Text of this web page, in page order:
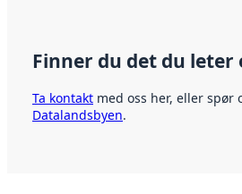
Finner du det du leter
Ta kontakt med oss her, eller spør
Datalandsbyen.